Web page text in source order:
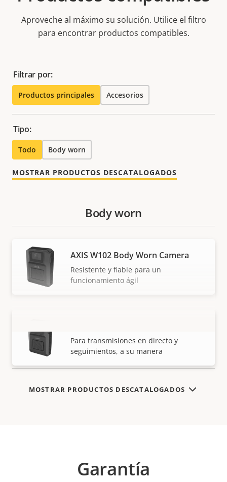
Aproveche al máximo su solución. Utilice el filtro
para encontrar productos compatibles.
Filtrar por:
Productos principales Accesorios
Tipo:
Todo Body worn
MOSTRAR PRODUCTOS DESCATALOGADOS
VISUALIZAR MÁS
Body worn
AXIS W102 Body Worn Camera
Resistente y fiable para un
funcionamiento ágil
Para transmisiones en directo y
seguimientos, a su manera
MOSTRAR PRODUCTOS DESCATALOGADOS
Garantía